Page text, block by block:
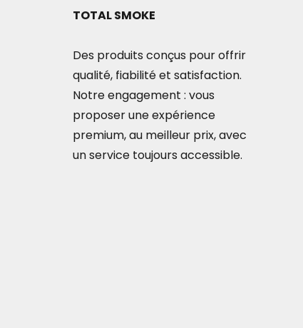
TOTAL SMOKE
Des produits conçus pour offrir
qualité, fiabilité et satisfaction.
Notre engagement : vous
proposer une expérience
premium, au meilleur prix, avec
un service toujours accessible.